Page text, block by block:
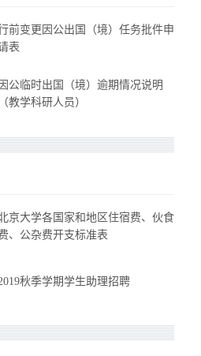
前变更因公出国（境）任务批件申
表
因公临时出国（境）逾期情况说明
（教学科研人员）
京大学各国家和地区住宿费、伙食
、公杂费开支标准表
秋季学期学生助理招聘